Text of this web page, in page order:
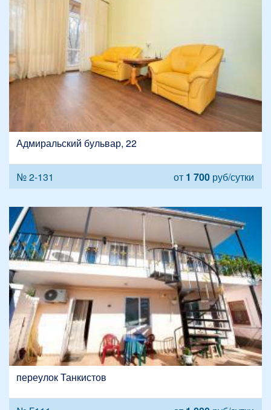
Адмиральский бульвар, 22
№ 2-131 от 1 700 руб/сутки
переулок Танкистов